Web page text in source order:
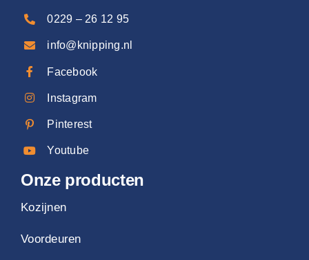
0229 – 26 12 95
info@knipping.nl
Facebook
Instagram
Pinterest
Youtube
Onze producten
Kozijnen
Voordeuren